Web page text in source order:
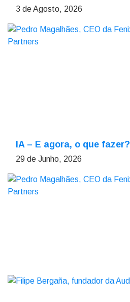
3 de Agosto, 2026
IA – E agora, o que fazer?
29 de Junho, 2026